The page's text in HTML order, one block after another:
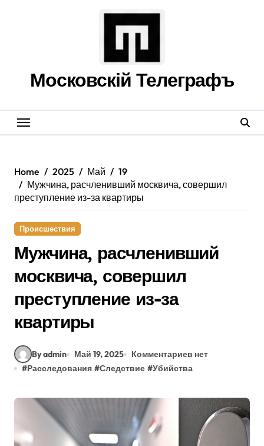
Московскій Телеграфъ
Home 2025 Май
19
Мужчина, расчленивший москвича, совершил
преступление из-за квартиры
Происшествия
Мужчина, расчленивший
москвича, совершил
преступление из-за
квартиры
By admin Май 19, 2025
Комментариев нет
#Расследования #Следствие #Убийства